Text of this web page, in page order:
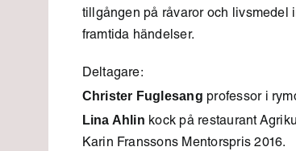
tillgången på råvaror och livsmedel
framtida händelser.
Deltagare:
Christer Fuglesang professor i
Lina Ahlin kock på restaurant
Karin Franssons Mentorspris 2016.